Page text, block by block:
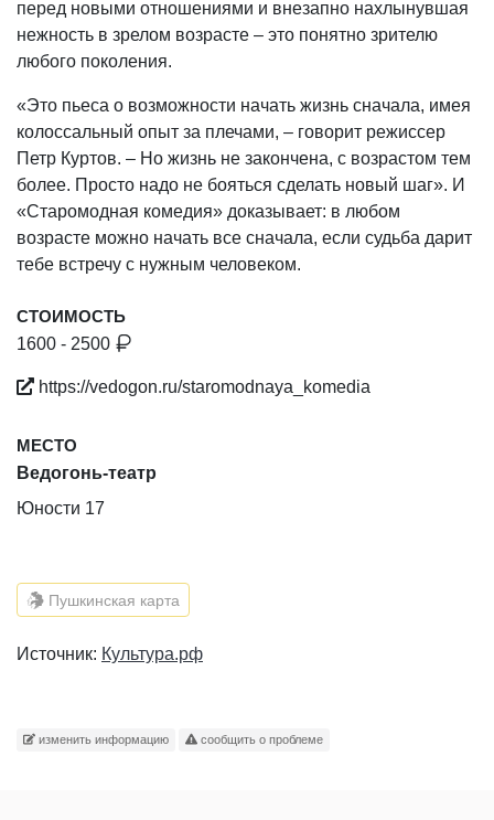
перед новыми отношениями и внезапно нахлынувшая
нежность в зрелом возрасте – это понятно зрителю
любого поколения.
«Это пьеса о возможности начать жизнь сначала, имея
колоссальный опыт за плечами, – говорит режиссер
Петр Куртов. – Но жизнь не закончена, с возрастом тем
более. Просто надо не бояться сделать новый шаг». И
«Старомодная комедия» доказывает: в любом
возрасте можно начать все сначала, если судьба дарит
тебе встречу с нужным человеком.
СТОИМОСТЬ
1600 - 2500
https://vedogon.ru/staromodnaya_komedia
МЕСТО
Ведогонь-театр
Юности 17
Пушкинская карта
Источник: Культура.рф
изменить информацию сообщить о проблеме